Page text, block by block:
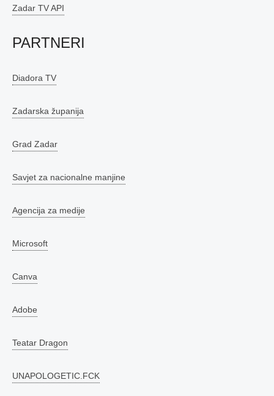
Zadar TV API
PARTNERI
Diadora TV
Zadarska županija
Grad Zadar
Savjet za nacionalne manjine
Agencija za medije
Microsoft
Canva
Adobe
Teatar Dragon
UNAPOLOGETIC.FCK